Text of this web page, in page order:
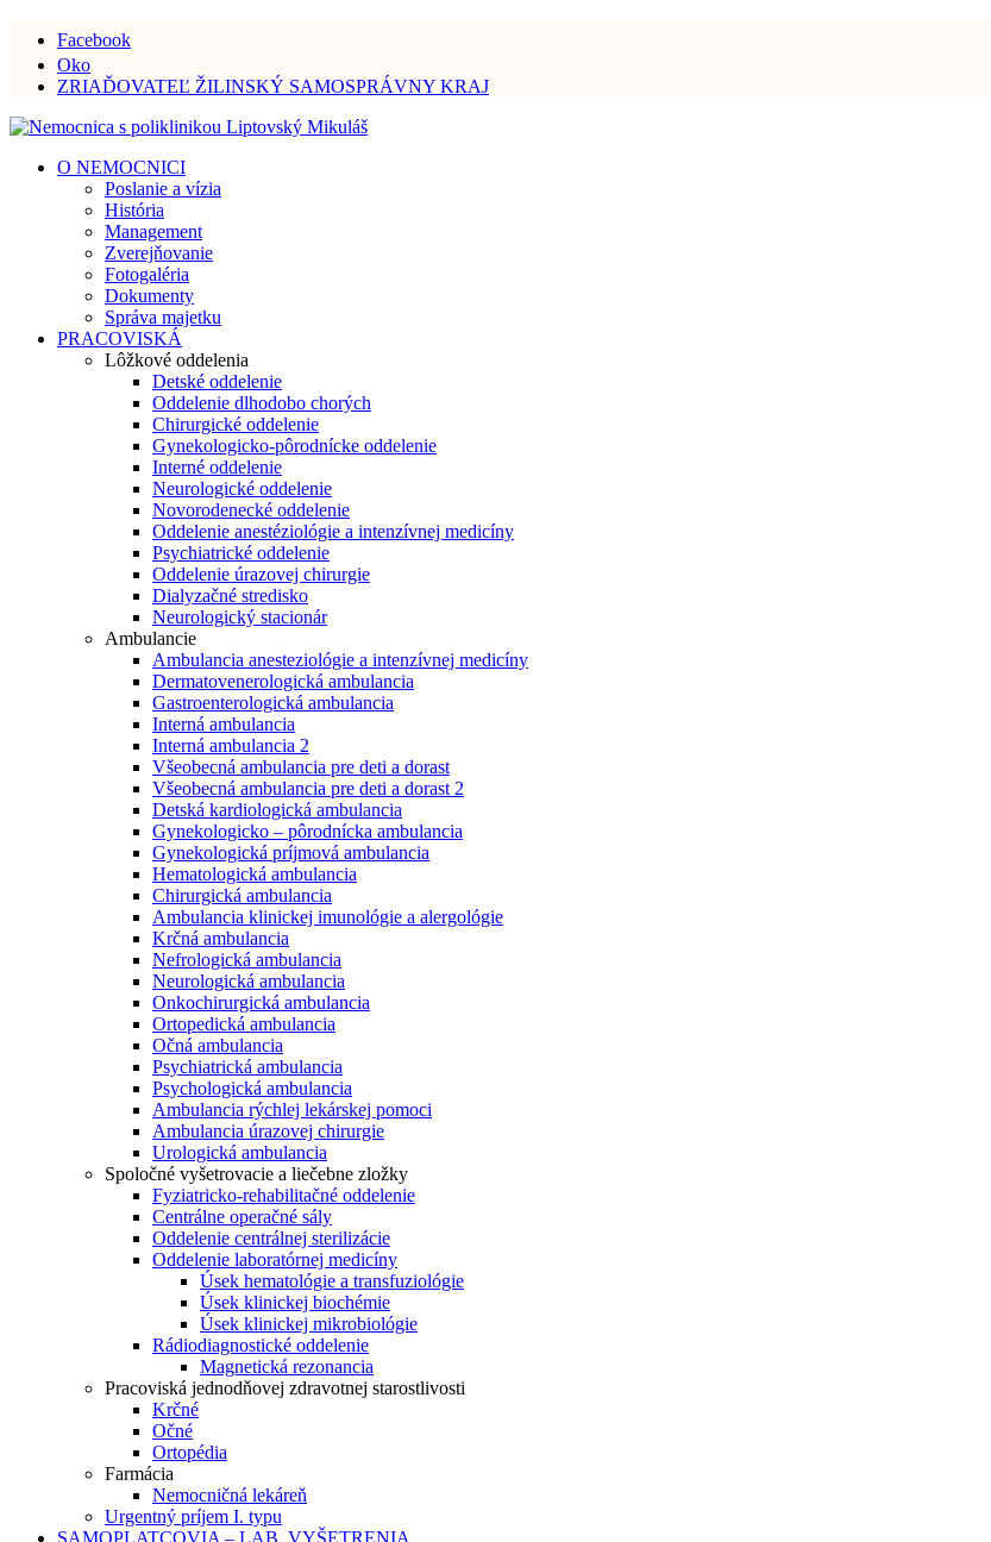
Facebook
Oko
ZRIAĎOVATEĽ ŽILINSKÝ SAMOSPRÁVNY KRAJ
O NEMOCNICI
Poslanie a vízia
História
Management
Zverejňovanie
Fotogaléria
Dokumenty
Správa majetku
PRACOVISKÁ
Lôžkové oddelenia
Detské oddelenie
Oddelenie dlhodobo chorých
Chirurgické oddelenie
Gynekologicko-pôrodnícke oddelenie
Interné oddelenie
Neurologické oddelenie
Novorodenecké oddelenie
Oddelenie anestéziológie a intenzívnej medicíny
Psychiatrické oddelenie
Oddelenie úrazovej chirurgie
Dialyzačné stredisko
Neurologický stacionár
Ambulancie
Ambulancia anesteziológie a intenzívnej medicíny
Dermatovenerologická ambulancia
Gastroenterologická ambulancia
Interná ambulancia
Interná ambulancia 2
Všeobecná ambulancia pre deti a dorast
Všeobecná ambulancia pre deti a dorast 2
Detská kardiologická ambulancia
Gynekologicko – pôrodnícka ambulancia
Gynekologická príjmová ambulancia
Hematologická ambulancia
Chirurgická ambulancia
Ambulancia klinickej imunológie a alergológie
Krčná ambulancia
Nefrologická ambulancia
Neurologická ambulancia
Onkochirurgická ambulancia
Ortopedická ambulancia
Očná ambulancia
Psychiatrická ambulancia
Psychologická ambulancia
Ambulancia rýchlej lekárskej pomoci
Ambulancia úrazovej chirurgie
Urologická ambulancia
Spoločné vyšetrovacie a liečebne zložky
Fyziatricko-rehabilitačné oddelenie
Centrálne operačné sály
Oddelenie centrálnej sterilizácie
Oddelenie laboratórnej medicíny
Úsek hematológie a transfuziológie
Úsek klinickej biochémie
Úsek klinickej mikrobiológie
Rádiodiagnostické oddelenie
Magnetická rezonancia
Pracoviská jednodňovej zdravotnej starostlivosti
Krčné
Očné
Ortopédia
Farmácia
Nemocničná lekáreň
Urgentný príjem I. typu
SAMOPLATCOVIA – LAB. VYŠETRENIA